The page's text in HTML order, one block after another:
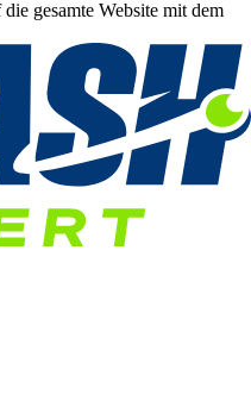
gesamte Website mit dem